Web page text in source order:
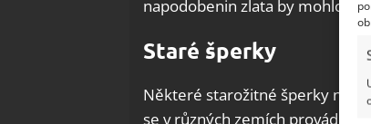
napodobenin zlata by mohlo
Staré šperky
Některé starožitné šperky
se v různých zemích provádělo